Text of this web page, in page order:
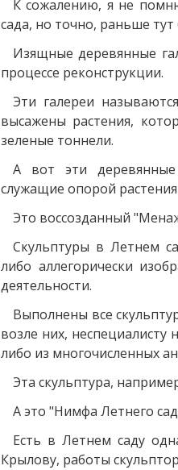
К сожалению, я не
сада, но точно, раньше
Изящные деревянные
процессе реконструкции.
Эти галереи
высажены растения,
зеленые тоннели.
А вот эти
служащие опорой
Это воссозданный
Скульптуры в Летнем
либо аллегорически
деятельности.
Выполнены все
возле них, неспециалисту
либо из многочисленных
Эта скульптура,
А это "Нимфа Летнего
Есть в Летнем саду
Крылову, работы